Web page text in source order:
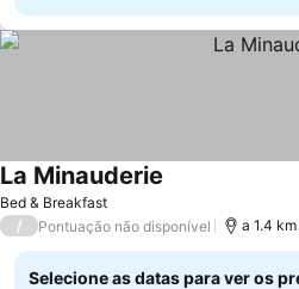
Bed & Breakfast
La Minauderie
/ Pontuação não disponível a 1.4
Selecione as datas para ver os